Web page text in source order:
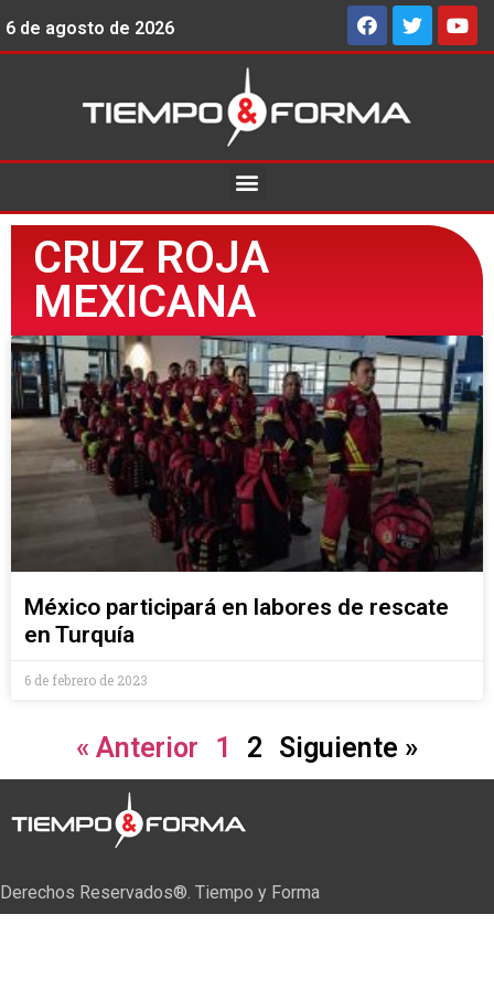
6 de agosto de 2026
CRUZ ROJA
MEXICANA
México participará en labores de rescate
en Turquía
6 de febrero de 2023
« Anterior 1 2 Siguiente »
Derechos Reservados®. Tiempo y Forma